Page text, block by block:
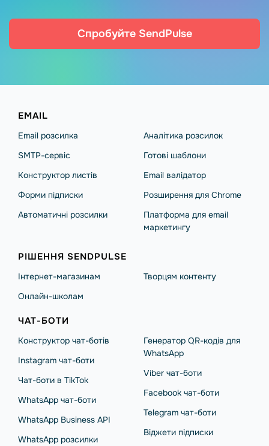
Спробуйте SendPulse
EMAIL
Email розсилка
SMTP-сервіс
Конструктор листів
Форми підписки
Автоматичні розсилки
Аналітика розсилок
Готові шаблони
Email валідатор
Розширення для Chrome
Платформа для email
маркетингу
РІШЕННЯ SENDPULSE
Інтернет-магазинам
Онлайн-школам
Творцям контенту
ЧАТ-БОТИ
Конструктор чат-ботів
Instagram чат-боти
Чат-боти в TikTok
WhatsApp чат-боти
WhatsApp Business API
WhatsApp розсилки
Генератор QR-кодів для
WhatsApp
Viber чат-боти
Facebook чат-боти
Telegram чат-боти
Віджети підписки